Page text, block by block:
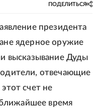
ПОДЕЛИТЬСЯ
президента
ядерное оружие
высказывание Дуды
отвечающие
счет не
время